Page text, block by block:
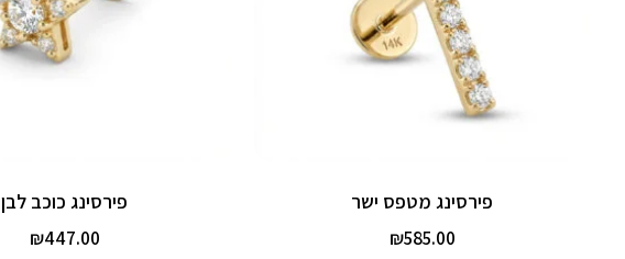
פירסינג מטפס ישר
₪585.00
פירסינג כוכב לבן
₪447.00